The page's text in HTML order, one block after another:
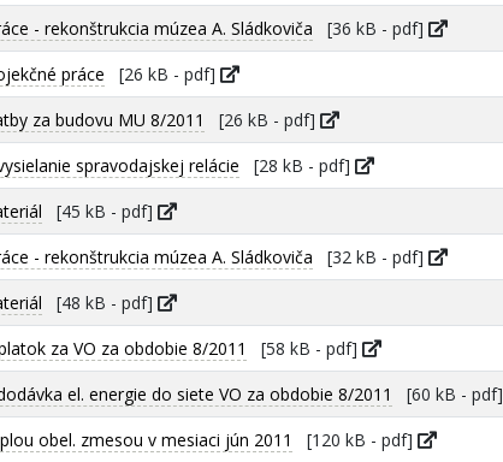
- rekonštrukcia múzea A. Sládkoviča [36 kB - pdf]
práce [26 kB - pdf]
za budovu MU 8/2011
[26 kB - pdf]
spravodajskej relácie [28 kB - pdf]
[45 kB - pdf]
- rekonštrukcia múzea A. Sládkoviča [32 kB - pdf]
[48 kB - pdf]
za VO za obdobie 8/2011
[58 kB - pdf]
el. energie do siete VO za obdobie 8/2011
[60 kB - pdf]
obel. zmesou v mesiaci jún 2011 [120 kB - pdf]